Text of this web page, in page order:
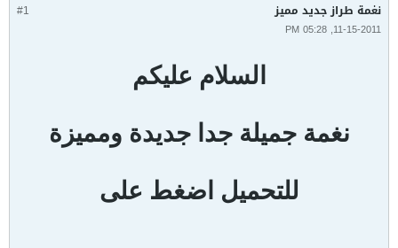
#1 نغمة طراز جديد مميز
11-15-2011, 05:28 PM
السلام عليكم
نغمة جميلة جدا جديدة ومميزة
للتحميل اضغط على